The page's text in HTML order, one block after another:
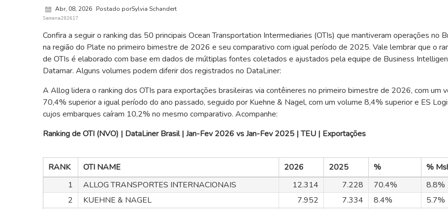
Abr, 08, 2026 Postado porSylvia Schandert
Semana202617
Confira a seguir o ranking das 50 principais Ocean Transportation Intermediaries (OTIs) que mantiveram operações no
na região do Plate no primeiro bimestre de 2026 e seu comparativo com igual período de 2025. Vale lembrar que o
de OTIs é elaborado com base em dados de múltiplas fontes coletados e ajustados pela equipe de Business
Datamar. Alguns volumes podem diferir dos registrados no DataLiner:
A Allog lidera o ranking dos OTIs para exportações brasileiras via contêineres no primeiro bimestre de 2026, com um
70,4% superior a igual período do ano passado, seguido por Kuehne & Nagel, com um volume 8,4% superior e ES
cujos embarques caíram 10,2% no mesmo comparativo. Acompanhe:
Ranking de OTI (NVO) | DataLiner Brasil | Jan-Fev 2026 vs Jan-Fev 2025 | TEU | Exportações
RANK OTI NAME 2026 2025 %
%
1
ALLOG TRANSPORTES INTERNACIONAIS 12.314 7.228 70.4%
8.8%
2
KUEHNE & NAGEL 7.952 7.334 8.4%
5.7%